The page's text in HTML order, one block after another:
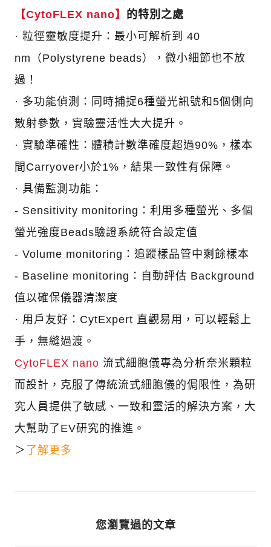
【CytoFLEX nano】
的特別之處
· 粒徑靈敏度提升：最小可解析到 40
nm（Polystyrene beads），微小細節也不放
過！
· 多功能偵測：同時捕捉6種螢光訊號和5個側向
散射參數，實驗靈活性大大提升。
· 實驗準確性：體積計數準確度超過90%，樣本
間Carryover小於1%，結果一致性有保障。
· 具備監測功能：
- Sensitivity monitoring：利用多種螢光、多個
螢光強度Beads驗證系統符合設定值
- Volume monitoring：追蹤樣品管中剩餘樣本
- Baseline monitoring：自動評估 Background
值以確保儀器清潔度
· 用戶友好：CytExpert 直觀易用，可以輕鬆上
手，無縫過渡。
CytoFLEX nano 流式細胞儀專為分析奈米顆粒
而設計，克服了傳統流式細胞儀的侷限性，為研
究人員提供了敏感、一致和靈活的解決方案，大
大幫助了EV研究的推進。
＞ 了解更多
您瀏覽過的文章